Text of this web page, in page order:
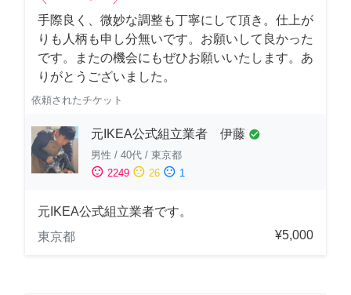
手際良く、微妙な調整も丁寧にして頂き。仕上が
りも人柄も申し分無いです。お願いして良かった
です。またの機会にもぜひお願いいたします。あ
りがとうございました。
依頼されたチケット
元IKEA公式組立業者 伊藤 check_circle
男性 / 40代 / 東京都
sentiment_satisfied 2249 sentiment_neutral 26 sentiment_dissatisfied 1
元IKEA公式組立業者です。
東京都
¥5,000